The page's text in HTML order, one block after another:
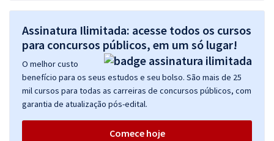
Assinatura Ilimitada: acesse todos os cursos
para concursos públicos, em um só lugar!
O melhor custo
benefício para os seus estudos e seu bolso. São mais de 25
mil cursos para todas as carreiras de concursos públicos, com
garantia de atualização pós-edital.
Comece hoje